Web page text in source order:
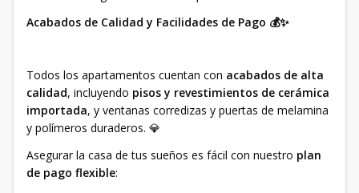
Acabados de Calidad y Facilidades de Pago 💰✨
Todos los apartamentos cuentan con acabados de alta
calidad, incluyendo pisos y revestimientos de cerámica
importada, y ventanas corredizas y puertas de melamina
y polímeros duraderos. 💎
Asegurar la casa de tus sueños es fácil con nuestro plan
de pago flexible: